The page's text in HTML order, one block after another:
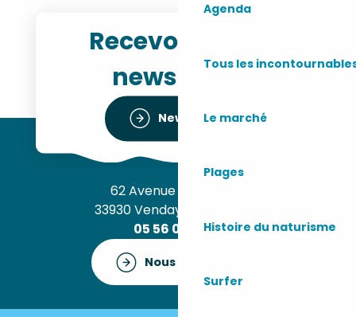
Agenda
Tous les
Le marché
Plages
Histoire du naturisme
Surfer
Recevoir notre
newsletter
Newsletter
62 Avenue de l’Océan
33930 Vendays-Montalivet
05 56 09 30 12
Nous contacter